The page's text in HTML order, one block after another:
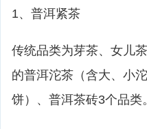
1、普洱紧茶
传统品类为芽茶、女儿
的普洱沱茶（含大、小
饼）、普洱茶砖3个品类。